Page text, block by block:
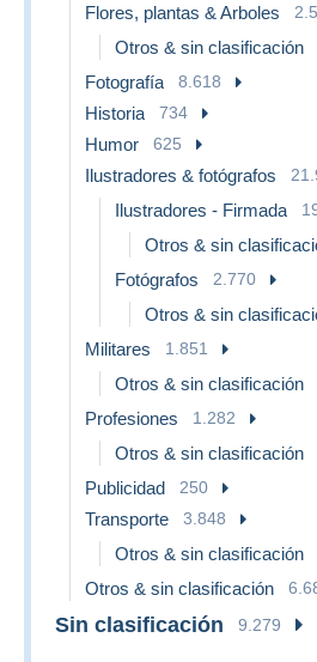
Flores, plantas & Arboles
Otros & sin clasificación
Fotografía 8.618
Historia 734
Humor 625
Ilustradores & fotógrafos
Ilustradores - Firmada
Otros & sin
Fotógrafos 2.770
Otros & sin
Militares 1.851
Otros & sin clasificación
Profesiones 1.282
Otros & sin clasificación
Publicidad 250
Transporte 3.848
Otros & sin clasificación
Otros & sin clasificación
Sin clasificación 9.279